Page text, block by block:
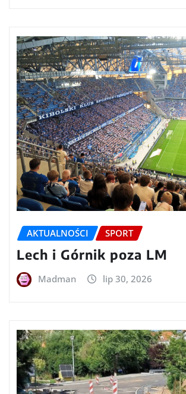
AKTUALNOŚCI SPORT
Lech i Górnik poza LM
Madman lip 30, 2026